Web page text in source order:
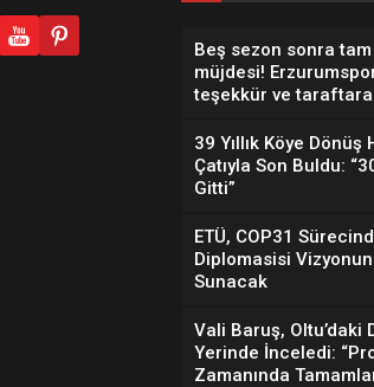
Beş sezon sonra
müjdesi! Erzurumspor
teşekkür ve taraftara
39 Yıllık Köye Dönüş
Çatıyla Son Buldu:
Gitti”
ETÜ, COP31
Diplomasisi
Sunacak
Vali Baruş, Oltu’daki
Yerinde İnceledi:
Zamanında